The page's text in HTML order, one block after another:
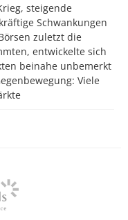
steigende
Schwankungen
zuletzt die
entwickelte sich
beinahe unbemerkt
Viele